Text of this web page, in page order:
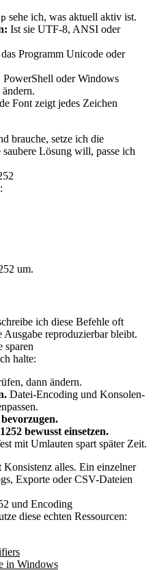
sehe ich, was aktuell aktiv ist.
Ist sie UTF-8, ANSI oder
Programm Unicode oder
oder Windows
Font zeigt jedes Zeichen
brauche, setze ich die
Lösung will, passe ich
um.
ich diese Befehle oft
reproduzierbar bleibt.
sparen
halte:
dann ändern.
Datei-Encoding und Konsolen-
bewusst einsetzen.
mit Umlauten spart später Zeit.
alles. Ein einzelner
Exporte oder CSV-Dateien
und Encoding
diese echten Ressourcen:
in Windows